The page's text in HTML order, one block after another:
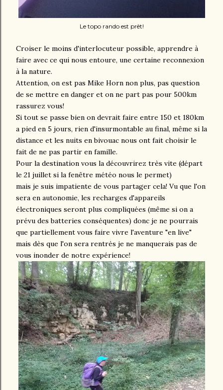
Le topo rando est prêt!
Croiser le moins d'interlocuteur possible, apprendre à
faire avec ce qui nous entoure, une certaine reconnexion
à la nature.
Attention, on est pas Mike Horn non plus, pas question
de se mettre en danger et on ne part pas pour 500km
rassurez vous!
Si tout se passe bien on devrait faire entre 150 et 180km
a pied en 5 jours, rien d'insurmontable au final, même si la
distance et les nuits en bivouac nous ont fait choisir le
fait de ne pas partir en famille.
Pour la destination vous la découvrirez très vite (départ
le 21 juillet si la fenêtre météo nous le permet)
mais je suis impatiente de vous partager cela! Vu que l'on
sera en autonomie, les recharges d'appareils
électroniques seront plus compliquées (même si on a
prévu des batteries conséquentes) donc je ne pourrais
que partiellement vous faire vivre l'aventure "en live"
mais dès que l'on sera rentrés je ne manquerais pas de
vous inonder de notre expérience!